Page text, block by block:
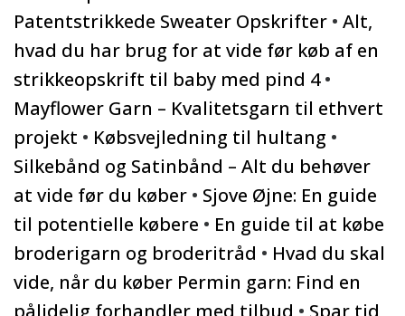
Patentstrikkede Sweater Opskrifter • Alt,
hvad du har brug for at vide før køb af en
strikkeopskrift til baby med pind 4•
Mayflower Garn – Kvalitetsgarn til ethvert
projekt • Købsvejledning til hultang •
Silkebånd og Satinbånd – Alt du behøver
at vide før du køber • Sjove Øjne: En guide
til potentielle købere • En guide til at købe
broderigarn og broderitråd • Hvad du skal
vide, når du køber Permin garn: Find en
pålidelig forhandler med tilbud • Spar tid